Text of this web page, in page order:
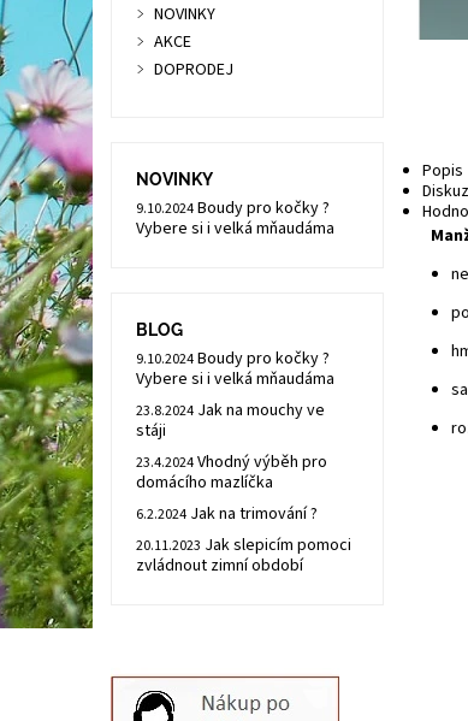
Popis
NOVINKY
AKCE
DOPRODEJ
NOVINKY
9.10.2024Boudy pro kočky ?
Vybere si i velká mňaudáma
BLOG
9.10.2024Boudy pro kočky ?
Vybere si i velká mňaudáma
23.8.2024 Jak na mouchy ve
stáji
23.4.2024Vhodný výběh pro
domácího mazlíčka
6.2.2024 Jak na trimování ?
20.11.2023 Jak slepicím pomoci
zvládnout zimní období